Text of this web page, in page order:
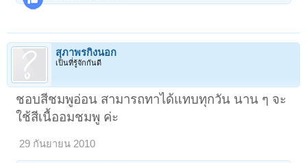
สุภาพรกิ่งนอก
เป็นที่รู้จักกันดี
ชอบสีชมพูอ่อน สามารถทาได้แทบทุกวัน นาน ๆ จะ
ใช้สีเนื้ออมชมพู ค่ะ
29 กันยายน 2010